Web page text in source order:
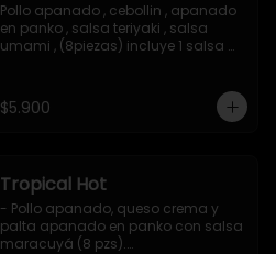
Pollo apanado , cebollin , apanado
en panko , salsa teriyaki , salsa
umami , (8piezas) incluye 1 salsa
$5.900
Tropical Hot
- Pollo apanado, queso crema y
palta apanado en panko con salsa
maracuyá (8 pzs).